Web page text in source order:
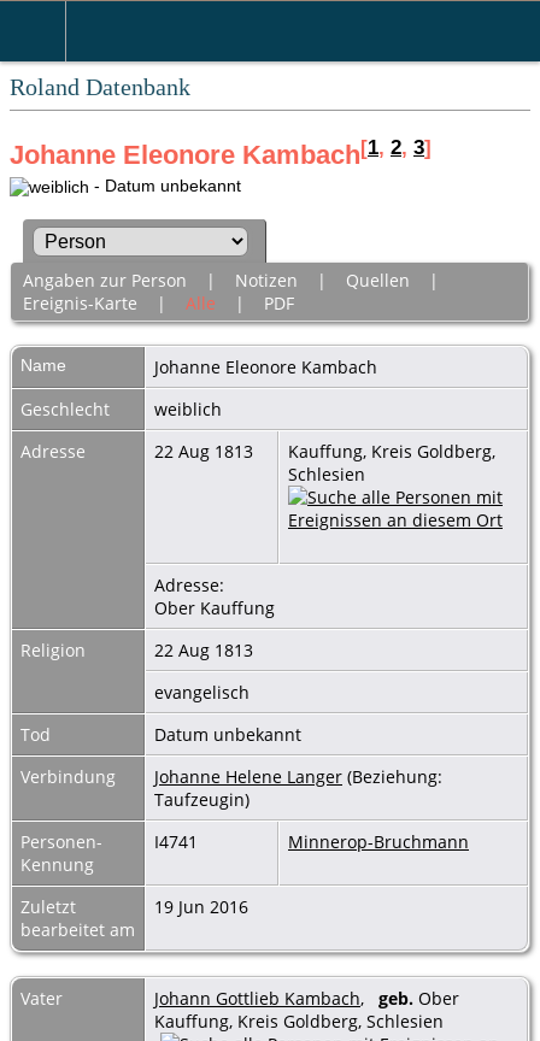
Roland Datenbank
Johanne Eleonore Kambach[1, 2, 3]
- Datum unbekannt
Angaben zur Person | Notizen | Quellen |
Ereignis-Karte | Alle | PDF
Name Johanne Eleonore Kambach
Geschlecht
weiblich
Adresse
22 Aug 1813
Kauffung, Kreis Goldberg,
Schlesien
Adresse:
Ober Kauffung
Religion
22 Aug 1813
evangelisch
Tod
Datum unbekannt
Verbindung
Johanne Helene Langer (Beziehung:
Taufzeugin)
Personen-
Kennung
I4741 Minnerop-Bruchmann
Zuletzt
bearbeitet am
19 Jun 2016
Vater Johann Gottlieb Kambach, geb. Ober
Kauffung, Kreis Goldberg, Schlesien